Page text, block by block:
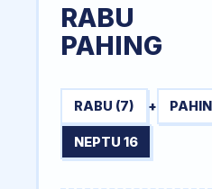
RABU
PAHING
RABU (7) +
NEPTU 16